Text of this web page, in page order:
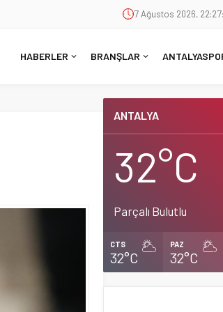
7 Ağustos 2026,
HABERLER BRANŞLAR
ANTALYA
32°C
Parçalı Bulutlu
CTS
32°C
PAZ
32°C